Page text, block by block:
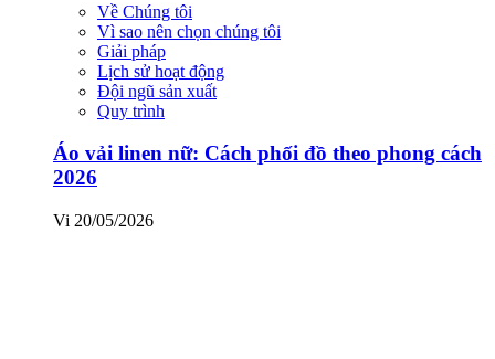
Về Chúng tôi
Vì sao nên chọn chúng tôi
Giải pháp
Lịch sử hoạt động
Đội ngũ sản xuất
Quy trình
Áo vải linen nữ: Cách phối đồ theo phong cách
2026
Vi 20/05/2026